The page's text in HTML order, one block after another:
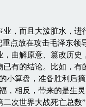
，而且大泼脏水，进
点放在攻击毛泽东领
曲解原意、篡改历史
已有的结论。比如，有
小算盘，准备胜利后
，相反，带来的是生
次世界大战死亡总数